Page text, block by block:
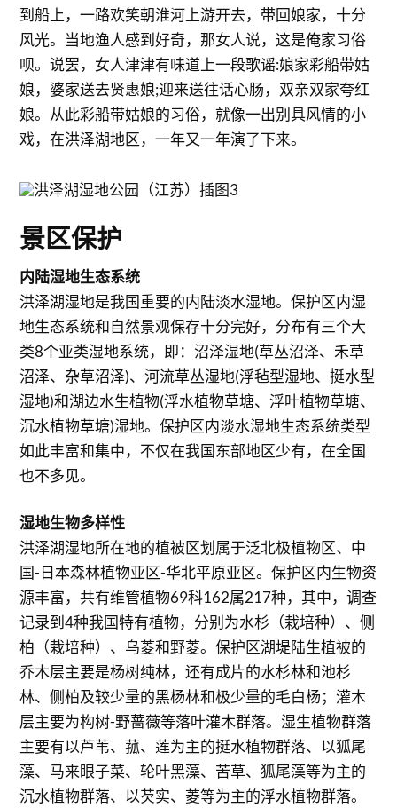
到船上，一路欢笑朝淮河上游开去，带回娘家，十分
风光。当地渔人感到好奇，那女人说，这是俺家习俗
呗。说罢，女人津津有味道上一段歌谣:娘家彩船带姑
娘，婆家送去贤惠娘;迎来送往话心肠，双亲双家夸红
娘。从此彩船带姑娘的习俗，就像一出别具风情的小
戏，在洪泽湖地区，一年又一年演了下来。
景区保护
内陆湿地生态系统
洪泽湖湿地是我国重要的内陆淡水湿地。保护区内湿
地生态系统和自然景观保存十分完好，分布有三个大
类8个亚类湿地系统，即：沼泽湿地(草丛沼泽、禾草
沼泽、杂草沼泽)、河流草丛湿地(浮毡型湿地、挺水型
湿地)和湖边水生植物(浮水植物草塘、浮叶植物草塘、
沉水植物草塘)湿地。保护区内淡水湿地生态系统类型
如此丰富和集中，不仅在我国东部地区少有，在全国
也不多见。
湿地生物多样性
洪泽湖湿地所在地的植被区划属于泛北极植物区、中
国-日本森林植物亚区-华北平原亚区。保护区内生物资
源丰富，共有维管植物69科162属217种，其中，调查
记录到4种我国特有植物，分别为水杉（栽培种）、侧
柏（栽培种）、乌菱和野菱。保护区湖堤陆生植被的
乔木层主要是杨树纯林，还有成片的水杉林和池杉
林、侧柏及较少量的黑杨林和极少量的毛白杨；灌木
层主要为构树-野蔷薇等落叶灌木群落。湿生植物群落
主要有以芦苇、菰、莲为主的挺水植物群落、以狐尾
藻、马来眼子菜、轮叶黑藻、苦草、狐尾藻等为主的
沉水植物群落、以芡实、菱等为主的浮水植物群落。